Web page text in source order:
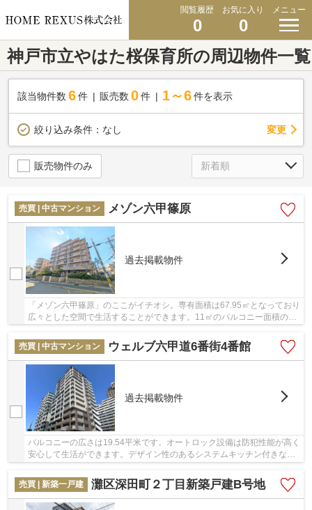
閲覧履歴
0
お気に入り
0
メニュー
神戸市立やはた桜保育所の周辺物件一覧
該当物件数 6件 販売数 0 件 1～6 件を表示
絞り込み条件： なし 変更
販売物件のみ
売買 | 中古マンション メゾン六甲篠原
過去掲載物件
「メゾン六甲篠原」のここがイチオシ。専有面積は67.95㎡となっており
広々とした空間で生活することができます。11㎡のバルコニー面積の物
売買 | 中古マンション
ウェルブ六甲道6番街4番館
過去掲載物件
バルコニーの広さは19.54平米です。オートロック設備は防犯性能が高く
安心して生活ができます。デザイン性のあるシステムキッチン付きなの
売買 | 新築一戸建
灘区深田町２丁目新築戸建B号地